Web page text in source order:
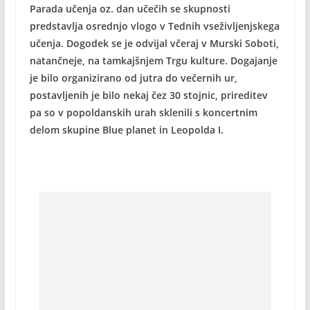
Parada učenja oz. dan učečih se skupnosti
predstavlja osrednjo vlogo v Tednih vseživljenjskega
učenja. Dogodek se je odvijal včeraj v Murski Soboti,
natančneje, na tamkajšnjem Trgu kulture. Dogajanje
je bilo organizirano od jutra do večernih ur,
postavljenih je bilo nekaj čez 30 stojnic, prireditev
pa so v popoldanskih urah sklenili s koncertnim
delom skupine Blue planet in Leopolda I.